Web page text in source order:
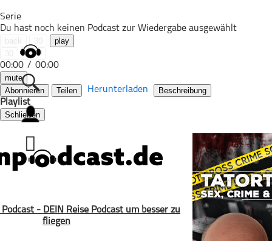
Serie
Du hast noch keinen Podcast zur Wiedergabe ausgewählt
back 30
play
30
next
00:00 / 00:00
mute
Abonnieren
Teilen Herunterladen Beschreibung
Playlist
Schließen
Bildung
Essen & Trinken
Familie & Elternschaft